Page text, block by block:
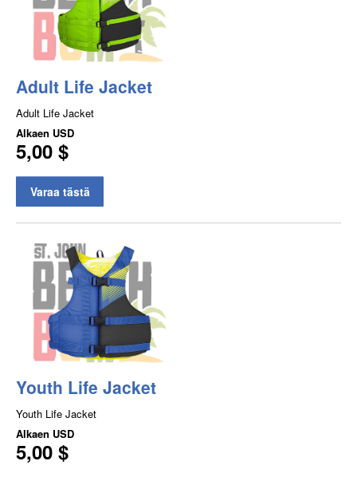
Adult Life Jacket
Adult Life Jacket
Alkaen USD
5,00 $
Varaa tästä
Youth Life Jacket
Youth Life Jacket
Alkaen USD
5,00 $